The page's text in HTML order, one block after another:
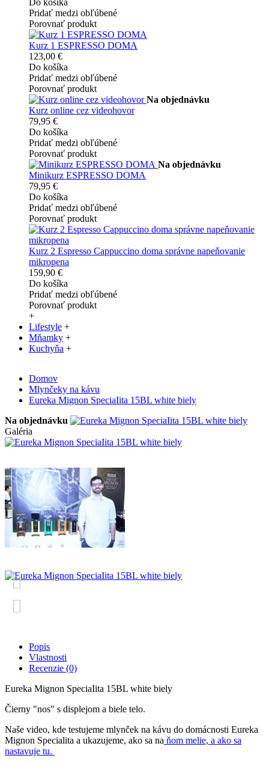
Do košíka
Pridať medzi obľúbené
Porovnať produkt
Kurz 1 ESPRESSO DOMA
123,00 €
Do košíka
Pridať medzi obľúbené
Porovnať produkt
Na objednávku
Kurz online cez videohovor
79,95 €
Do košíka
Pridať medzi obľúbené
Porovnať produkt
Na objednávku
Minikurz ESPRESSO DOMA
79,95 €
Do košíka
Pridať medzi obľúbené
Porovnať produkt
Kurz 2 Espresso Cappuccino doma správne napeňovanie
mikropena
159,90 €
Do košíka
Pridať medzi obľúbené
Porovnať produkt
+
Lifestyle +
Mňamky +
Kuchyňa +
Domov
Mlynčeky na kávu
Eureka Mignon SpeciaIita 15BL white biely
Na objednávku
Galéria
Popis
Vlastnosti
Recenzie (0)
Eureka Mignon SpeciaIita 15BL white biely
Čierny "nos" s displejom a biele telo.
Naše video, kde testujeme mlynček na kávu do domácnosti Eureka
Mignon Specialita a ukazujeme, ako sa na ňom melie, a ako sa
nastavuje tu.